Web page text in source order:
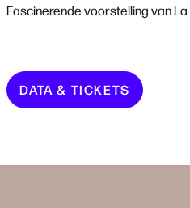
Fascinerende voorstelling van
DATA & TICKETS